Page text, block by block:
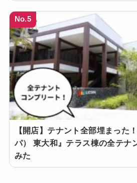
No.5
【開店】テナント全部埋まった
パ） 東大和』テラス棟の全テナ
みた